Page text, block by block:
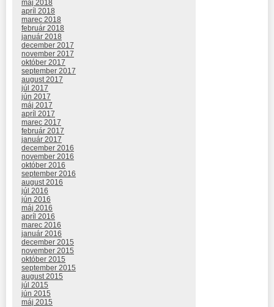
máj 2018
apríl 2018
marec 2018
február 2018
január 2018
december 2017
november 2017
október 2017
september 2017
august 2017
júl 2017
jún 2017
máj 2017
apríl 2017
marec 2017
február 2017
január 2017
december 2016
november 2016
október 2016
september 2016
august 2016
júl 2016
jún 2016
máj 2016
apríl 2016
marec 2016
január 2016
december 2015
november 2015
október 2015
september 2015
august 2015
júl 2015
jún 2015
máj 2015